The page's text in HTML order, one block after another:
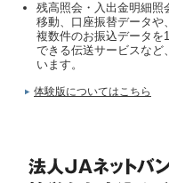
残高照会・入出金明細照
移動、口座振替データや
複数件のお振込データを
できる伝送サービスなど
います。
体験版についてはこちら